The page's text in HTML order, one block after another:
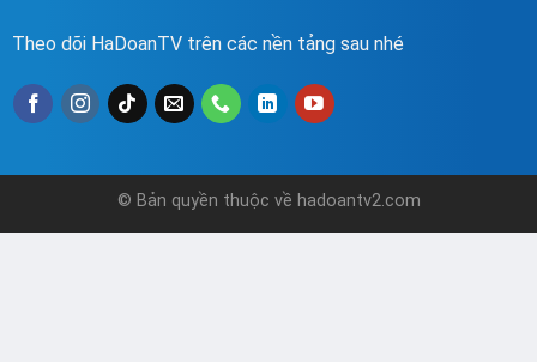
Theo dõi HaDoanTV trên các nền tảng sau nhé
© Bản quyền thuộc về hadoantv2.com